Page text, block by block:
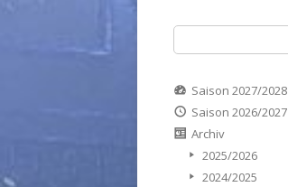
nach:
Saison 2027/2028
Saison 2026/2027
Archiv
2025/2026
2024/2025